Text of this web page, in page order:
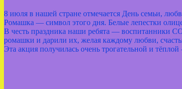
8 июля в нашей стране отмечается День семьи,
Ромашка — символ этого дня. Белые лепестки
В честь праздника наши ребята — воспитанники
ромашки и дарили их, желая каждому любви,
Эта акция получилась очень трогательной и